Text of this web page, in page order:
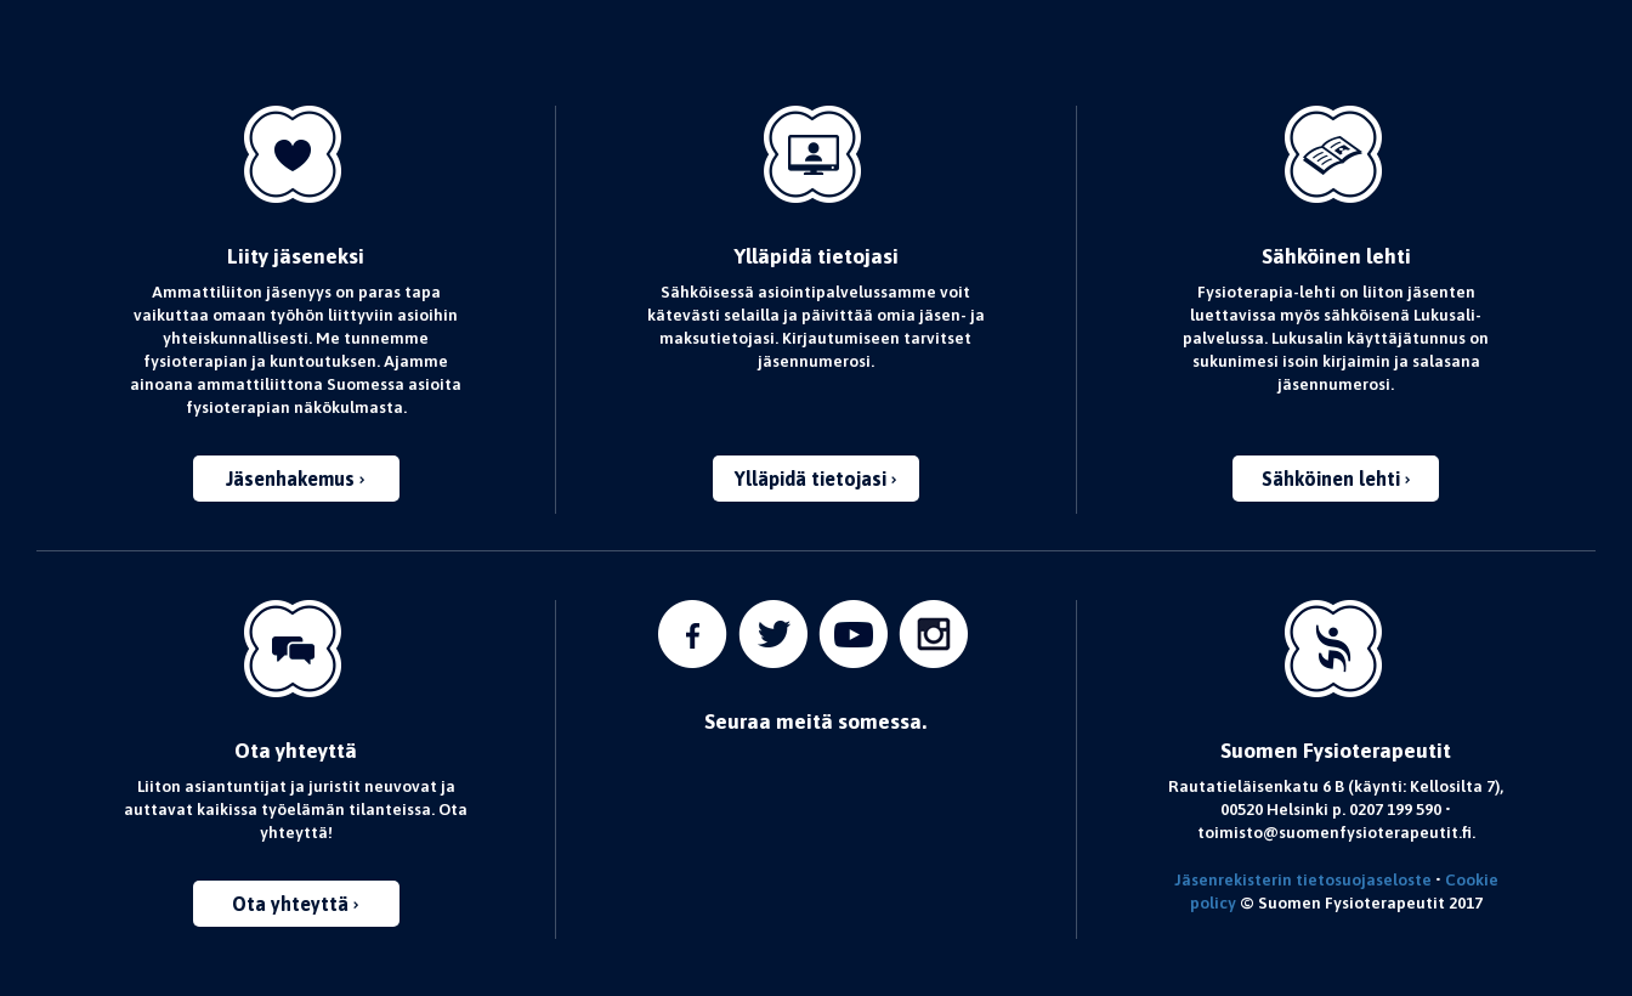
Liity jäseneksi
Ammattiliiton jäsenyys on paras tapa
vaikuttaa omaan työhön liittyviin asioihin
yhteiskunnallisesti. Me tunnemme
fysioterapian ja kuntoutuksen. Ajamme
ainoana ammattiliittona Suomessa asioita
fysioterapian näkökulmasta.
Jäsenhakemus
Ylläpidä tietojasi
Sähköisessä asiointipalvelussamme voit
kätevästi selailla ja päivittää omia jäsen- ja
maksutietojasi. Kirjautumiseen tarvitset
jäsennumerosi.
Ylläpidä tietojasi
Sähköinen lehti
Fysioterapia-lehti on liiton jäsenten
luettavissa myös sähköisenä Lukusali-
palvelussa. Lukusalin käyttäjätunnus on
sukunimesi isoin kirjaimin ja salasana
jäsennumerosi.
Sähköinen lehti
Ota yhteyttä
Liiton asiantuntijat ja juristit neuvovat ja
auttavat kaikissa työelämän tilanteissa. Ota
yhteyttä!
Ota yhteyttä
Seuraa meitä somessa.
Suomen Fysioterapeutit
Rautatieläisenkatu 6 B (käynti: Kellosilta 7),
00520 Helsinki p. 0207 199 590 •
toimisto@suomenfysioterapeutit.fi.
Jäsenrekisterin tietosuojaseloste • Cookie
policy© Suomen Fysioterapeutit 2017